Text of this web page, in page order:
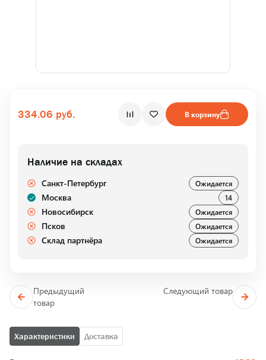
Характеристики Доставка
334.06 руб. В корзину
Наличие на складах
Санкт-Петербург Ожидается
Москва 14
Новосибирск Ожидается
Псков Ожидается
Склад партнёра Ожидается
Предыдущий
товар
Следующий товар